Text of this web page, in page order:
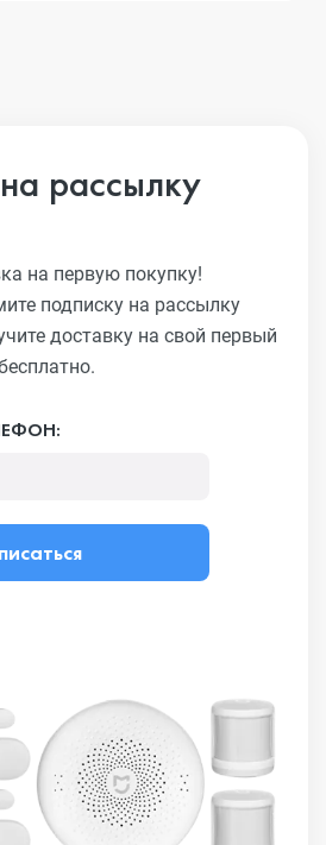
рассылку
на первую покупку!
подписку на рассылку
доставку на свой первый